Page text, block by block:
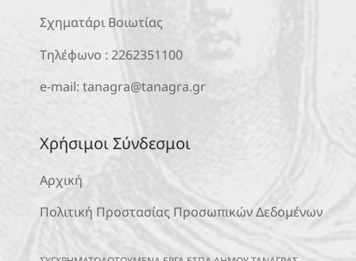
Σχηματάρι Βοιωτίας
Τηλέφωνο : 2262351100
e-mail: tanagra@tanagra.gr
Χρήσιμοι Σύνδεσμοι
Αρχική
Πολιτική Προστασίας Προσωπικών Δεδομένων